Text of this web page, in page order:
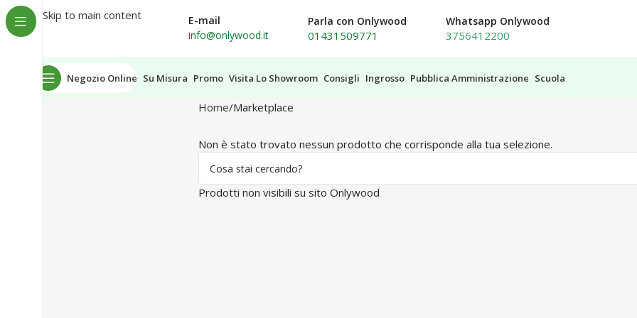
Skip to main content
E-mail
info@onlywood.it
Parla con Onlywood
01431509771
Whatsapp Onlywood
3756412200
Negozio Online Su Misura Promo Visita Lo Showroom Consigli Ingrosso Pubblica Amministrazione Scuola
Home Marketplace
Non è stato trovato nessun prodotto che corrisponde alla tua selezione.
Prodotti non visibili su sito Onlywood